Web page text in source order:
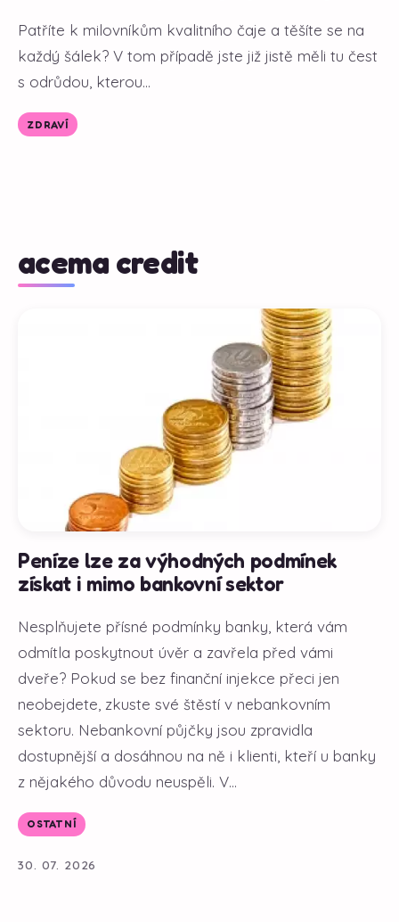
Patříte k milovníkům kvalitního čaje a těšíte se na
každý šálek? V tom případě jste již jistě měli tu čest
s odrůdou, kterou...
ZDRAVÍ
acema credit
Peníze lze za výhodných podmínek
získat i mimo bankovní sektor
Nesplňujete přísné podmínky banky, která vám
odmítla poskytnout úvěr a zavřela před vámi
dveře? Pokud se bez finanční injekce přeci jen
neobejdete, zkuste své štěstí v nebankovním
sektoru. Nebankovní půjčky jsou zpravidla
dostupnější a dosáhnou na ně i klienti, kteří u banky
z nějakého důvodu neuspěli. V...
OSTATNÍ
30. 07. 2026